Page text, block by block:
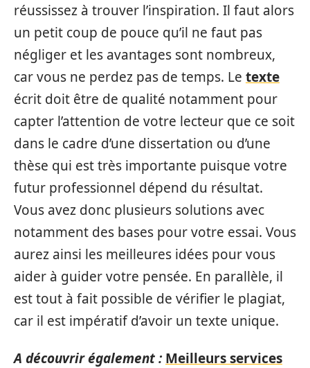
réussissez à trouver l’inspiration. Il faut alors
un petit coup de pouce qu’il ne faut pas
négliger et les avantages sont nombreux,
car vous ne perdez pas de temps. Le texte
écrit doit être de qualité notamment pour
capter l’attention de votre lecteur que ce soit
dans le cadre d’une dissertation ou d’une
thèse qui est très importante puisque votre
futur professionnel dépend du résultat.
Vous avez donc plusieurs solutions avec
notamment des bases pour votre essai. Vous
aurez ainsi les meilleures idées pour vous
aider à guider votre pensée. En parallèle, il
est tout à fait possible de vérifier le plagiat,
car il est impératif d’avoir un texte unique.
A découvrir également : Meilleurs services